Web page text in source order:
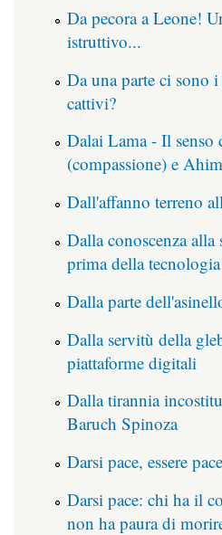
Da pecora a Leone!
istruttivo...
Da una parte ci sono
cattivi?
Dalai Lama - Il senso
(compassione) e
Dall'affanno terreno
Dalla conoscenza alla
prima della
Dalla parte
Dalla servitù della
piattaforme digitali
Dalla tirannia
Baruch Spinoza
Darsi pace, essere
Darsi pace: chi ha il
non ha paura di